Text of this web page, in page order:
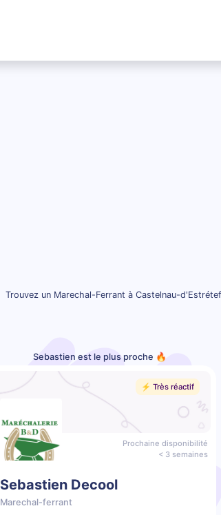
Trouvez un Marechal-Ferrant à Castelnau-
Sebastien est le plus proche 🔥
⚡️ Très réactif
Prochaine disponibilité
< 3 semaines
Sebastien Decool
Marechal-ferrant